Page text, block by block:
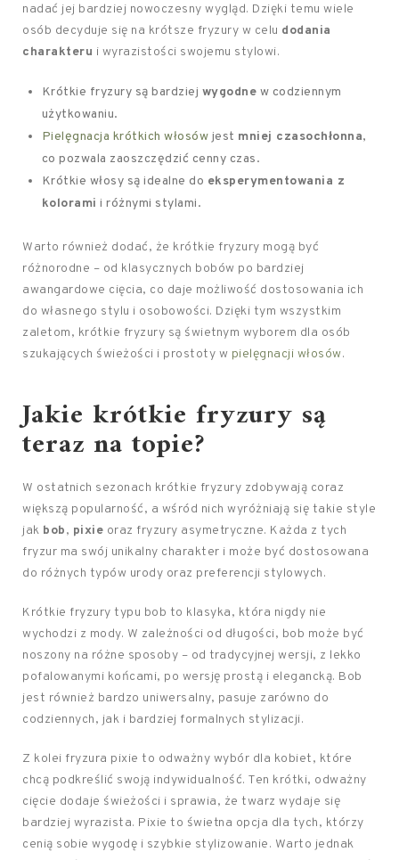
nadać jej bardziej nowoczesny wygląd. Dzięki temu wiele
osób decyduje się na krótsze fryzury w celu dodania
charakteru i wyrazistości swojemu stylowi.
Krótkie fryzury są bardziej wygodne w codziennym
użytkowaniu.
Pielęgnacja krótkich włosów jest mniej czasochłonna,
co pozwala zaoszczędzić cenny czas.
Krótkie włosy są idealne do eksperymentowania z
kolorami i różnymi stylami.
Warto również dodać, że krótkie fryzury mogą być
różnorodne – od klasycznych bobów po bardziej
awangardowe cięcia, co daje możliwość dostosowania ich
do własnego stylu i osobowości. Dzięki tym wszystkim
zaletom, krótkie fryzury są świetnym wyborem dla osób
szukających świeżości i prostoty w pielęgnacji włosów.
Jakie krótkie fryzury są
teraz na topie?
W ostatnich sezonach krótkie fryzury zdobywają coraz
większą popularność, a wśród nich wyróżniają się takie style
jak bob, pixie oraz fryzury asymetryczne. Każda z tych
fryzur ma swój unikalny charakter i może być dostosowana
do różnych typów urody oraz preferencji stylowych.
Krótkie fryzury typu bob to klasyka, która nigdy nie
wychodzi z mody. W zależności od długości, bob może być
noszony na różne sposoby – od tradycyjnej wersji, z lekko
pofalowanymi końcami, po wersję prostą i elegancką. Bob
jest również bardzo uniwersalny, pasuje zarówno do
codziennych, jak i bardziej formalnych stylizacji.
Z kolei fryzura pixie to odważny wybór dla kobiet, które
chcą podkreślić swoją indywidualność. Ten krótki, odważny
cięcie dodaje świeżości i sprawia, że twarz wydaje się
bardziej wyrazista. Pixie to świetna opcja dla tych, którzy
cenią sobie wygodę i szybkie stylizowanie. Warto jednak